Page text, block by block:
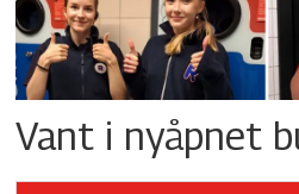
Vant i nyåpnet